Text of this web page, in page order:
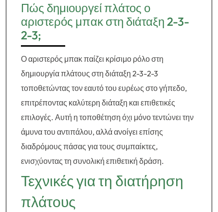
Πώς δημιουργεί πλάτος ο
αριστερός μπακ στη διάταξη 2-3-
2-3;
Ο αριστερός μπακ παίζει κρίσιμο ρόλο στη
δημιουργία πλάτους στη διάταξη 2-3-2-3
τοποθετώντας τον εαυτό του ευρέως στο γήπεδο,
επιτρέποντας καλύτερη διάταξη και επιθετικές
επιλογές. Αυτή η τοποθέτηση όχι μόνο τεντώνει την
άμυνα του αντιπάλου, αλλά ανοίγει επίσης
διαδρόμους πάσας για τους συμπαίκτες,
ενισχύοντας τη συνολική επιθετική δράση.
Τεχνικές για τη διατήρηση
πλάτους